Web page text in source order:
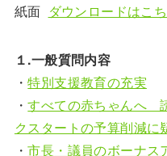
紙面 ダウンロードはこ
１.一般質問内容
・特別支援教育の充実
・すべての赤ちゃんへ
クスタートの予算削減に
・市長・議員のボーナス